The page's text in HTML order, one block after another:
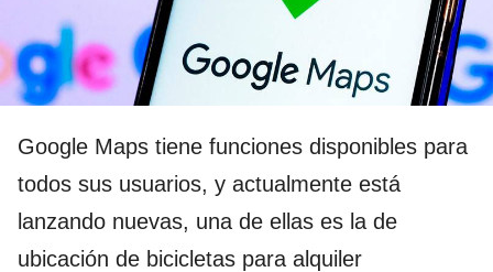
Google Maps tiene funciones disponibles para
todos sus usuarios, y actualmente está
lanzando nuevas, una de ellas es la de
ubicación de bicicletas para alquiler